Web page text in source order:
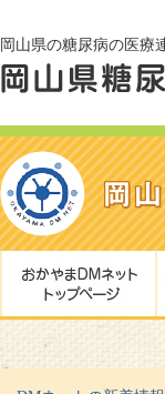
岡山県の糖尿病の医療